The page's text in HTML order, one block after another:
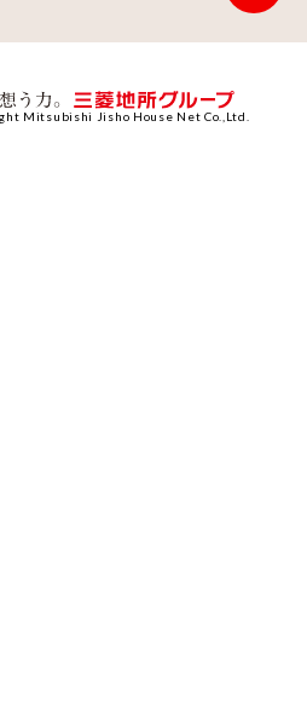
Mitsubishi Jisho House Net Co.,Ltd.